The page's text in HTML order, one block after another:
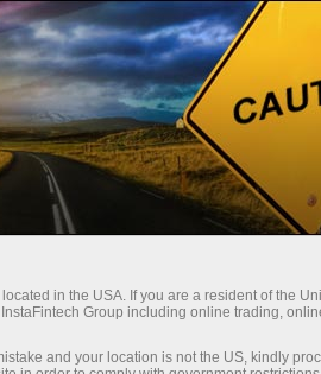
стороне
in the USA. If you are a resident of the
Group including online trading,
and your location is not the US, kindly